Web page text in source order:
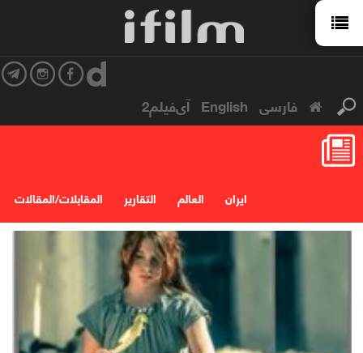
فارسی English آی‌فیلم2
المقابلات/المقالات التقارير العالم ایران